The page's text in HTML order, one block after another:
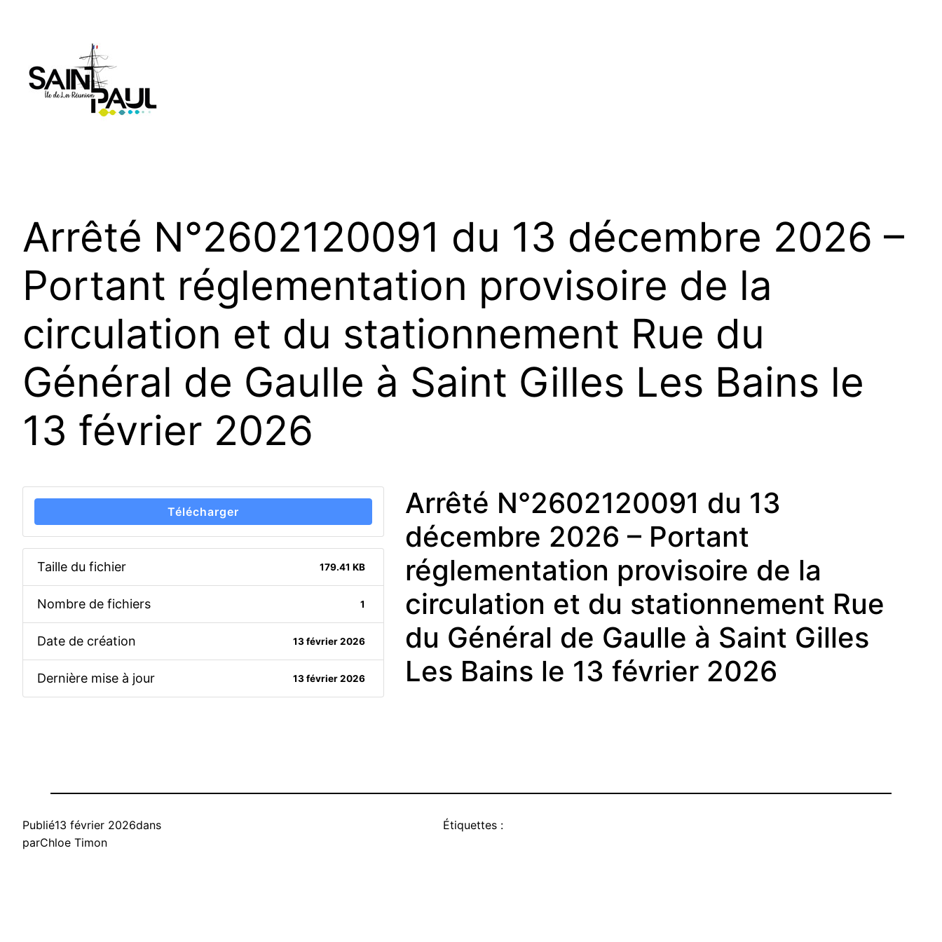
Arrêté N°2602120091 du 13 décembre 2026 –
Portant réglementation provisoire de la
circulation et du stationnement Rue du
Général de Gaulle à Saint Gilles Les Bains le
13 février 2026
Télécharger
Taille du fichier 179.41 KB
Nombre de fichiers 1
Date de création 13 février 2026
Dernière mise à jour 13 février 2026
Arrêté N°2602120091 du 13
décembre 2026 – Portant
réglementation provisoire de la
circulation et du stationnement Rue
du Général de Gaulle à Saint Gilles
Les Bains le 13 février 2026
Publié13 février 2026dans
parChloe Timon
Étiquettes :